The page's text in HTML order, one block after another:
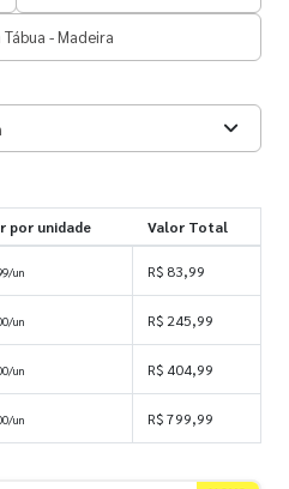
- Madeira
por unidade Valor Total
un R$ 83,99
un R$ 245,99
un R$ 404,99
un R$ 799,99